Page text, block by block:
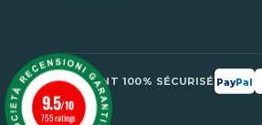
PAIEMENT 100% SÉCURISÉ PayPal
9.5/10
755 ratings